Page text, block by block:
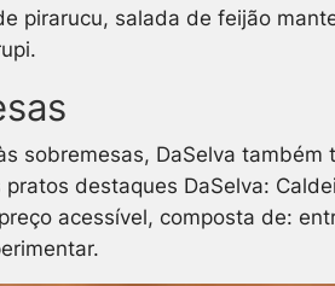
pirarucu, salada de feijão
sobremesas, DaSelva
pratos destaques DaSelva:
acessível, composta de: